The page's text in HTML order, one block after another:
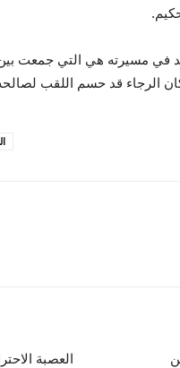
في مسيرته هي التي جمعت
الرجاء قد حسم اللقب
العصبة